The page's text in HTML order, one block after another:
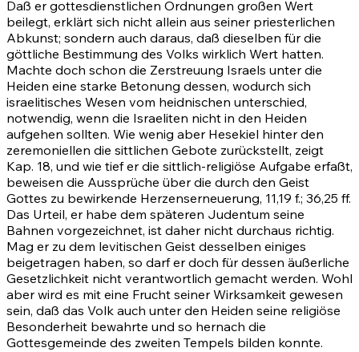
Daß er gottesdienstlichen Ordnungen großen Wert
beilegt, erklärt sich nicht allein aus seiner priesterlichen
Abkunst; sondern auch daraus, daß dieselben für die
göttliche Bestimmung des Volks wirklich Wert hatten.
Machte doch schon die Zerstreuung Israels unter die
Heiden eine starke Betonung dessen, wodurch sich
israelitisches Wesen vom heidnischen unterschied,
notwendig, wenn die Israeliten nicht in den Heiden
aufgehen sollten. Wie wenig aber Hesekiel hinter den
zeremoniellen die sittlichen Gebote zurückstellt, zeigt
Kap. 18, und wie tief er die sittlich-religiöse Aufgabe erfaßt,
beweisen die Aussprüche über die durch den Geist
Gottes zu bewirkende Herzenserneuerung, 11,19 f.; 36,25 ff.
Das Urteil, er habe dem späteren Judentum seine
Bahnen vorgezeichnet, ist daher nicht durchaus richtig.
Mag er zu dem levitischen Geist desselben einiges
beigetragen haben, so darf er doch für dessen äußerliche
Gesetzlichkeit nicht verantwortlich gemacht werden. Wohl
aber wird es mit eine Frucht seiner Wirksamkeit gewesen
sein, daß das Volk auch unter den Heiden seine religiöse
Besonderheit bewahrte und so hernach die
Gottesgemeinde des zweiten Tempels bilden konnte.